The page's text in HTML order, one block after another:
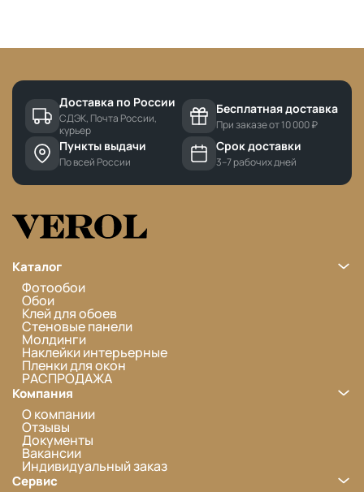
Доставка по России
СДЭК, Почта России,
курьер
Бесплатная доставка
При заказе от 10 000 ₽
Пункты выдачи
По всей России
Срок доставки
3–7 рабочих дней
Каталог
Фотообои
Обои
Клей для обоев
Стеновые панели
Молдинги
Наклейки интерьерные
Пленки для окон
РАСПРОДАЖА
Компания
О компании
Отзывы
Документы
Вакансии
Индивидуальный заказ
Сервис